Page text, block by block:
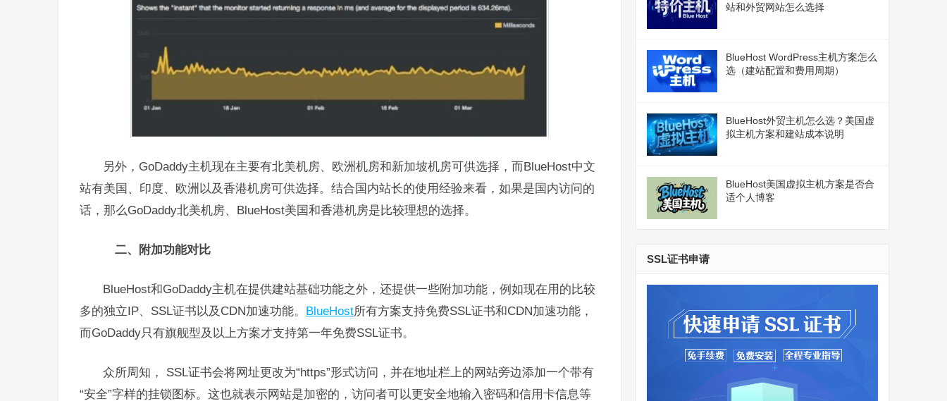
另外，GoDaddy主机现在主要有北美机房、欧洲机房和新加坡机房可供选择，而BlueHost中文
站有美国、印度、欧洲以及香港机房可供选择。结合国内站长的使用经验来看，如果是国内访问的
话，那么GoDaddy北美机房、BlueHost美国和香港机房是比较理想的选择。
二、附加功能对比
BlueHost和GoDaddy主机在提供建站基础功能之外，还提供一些附加功能，例如现在用的比较
多的独立IP、SSL证书以及CDN加速功能。 BlueHost所有方案支持免费SSL证书和CDN加速功能，
而GoDaddy只有旗舰型及以上方案才支持第一年免费SSL证书。
众所周知， SSL证书会将网址更改为“https”形式访问，并在地址栏上的网站旁边添加一个带有
“安全”字样的挂锁图标。这也就表示网站是加密的，访问者可以更安全地输入密码和信用卡信息等
站和外贸网站怎么选择
BlueHost WordPress主机方案怎么
选（建站配置和费用周期）
BlueHost外贸主机怎么选？美国虚
拟主机方案和建站成本说明
BlueHost美国虚拟主机方案是否合
适个人博客
SSL证书申请